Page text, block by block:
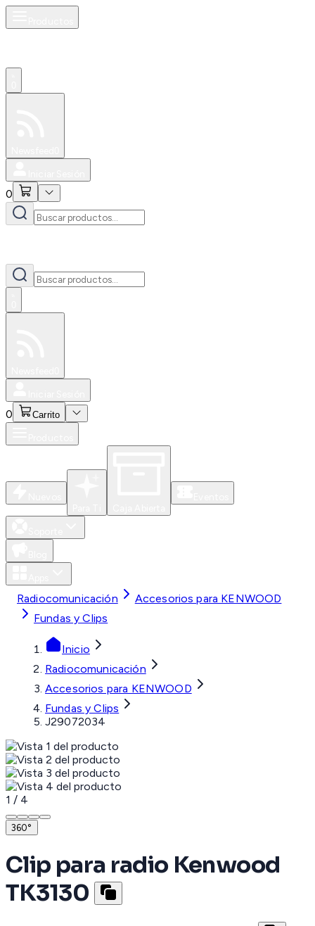
0
0 Carrito
Radiocomunicación
Accesorios para KENWOOD
Fundas y Clips
Inicio
Radiocomunicación
Accesorios para KENWOOD
Fundas y Clips
J29072034
1 / 4
360°
Clip para radio Kenwood
TK3130